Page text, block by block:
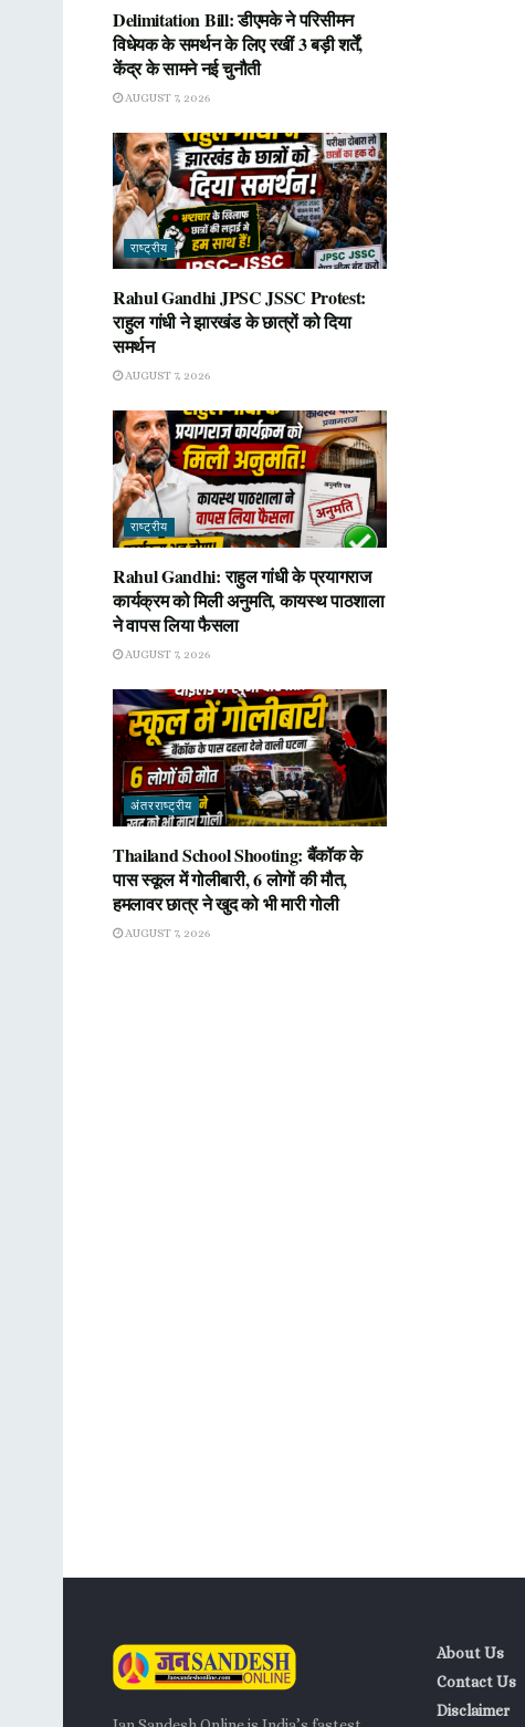
Delimitation Bill: डीएमके ने परिसीमन
विधेयक के समर्थन के लिए रखीं 3 बड़ी शर्तें,
केंद्र के सामने नई चुनौती
AUGUST 7, 2026
राष्ट्रीय
Rahul Gandhi JPSC JSSC Protest:
राहुल गांधी ने झारखंड के छात्रों को दिया
समर्थन
AUGUST 7, 2026
राष्ट्रीय
Rahul Gandhi: राहुल गांधी के प्रयागराज
कार्यक्रम को मिली अनुमति, कायस्थ पाठशाला
ने वापस लिया फैसला
AUGUST 7, 2026
अंतरराष्ट्रीय
Thailand School Shooting: बैंकॉक के
पास स्कूल में गोलीबारी, 6 लोगों की मौत,
हमलावर छात्र ने खुद को भी मारी गोली
AUGUST 7, 2026
About Us
Contact Us
Disclaimer